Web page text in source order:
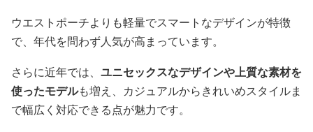
ウエストポーチよりも軽量でスマートなデザインが特徴
で、年代を問わず人気が高まっています。
さらに近年では、 ユニセックスなデザインや上質な素材を
使ったモデルも増え、カジュアルからきれいめスタイルま
で幅広く対応できる点が魅力です。